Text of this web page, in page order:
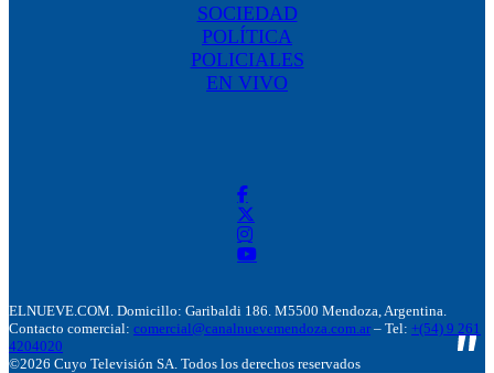
SOCIEDAD
POLÍTICA
POLICIALES
EN VIVO
ELNUEVE.COM. Domicillo: Garibaldi 186. M5500 Mendoza, Argentina.
Contacto comercial: comercial@canalnuevemendoza.com.ar – Tel: +(54) 9 261
4204020
©2026 Cuyo Televisión SA. Todos los derechos reservados